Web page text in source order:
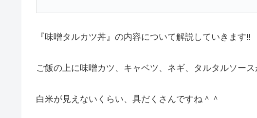
『味噌タルカツ丼』の内容について解説していきます‼︎
ご飯の上に味噌カツ、キャベツ、ネギ、タルタルソー
白米が見えないくらい、具だくさんですね＾＾